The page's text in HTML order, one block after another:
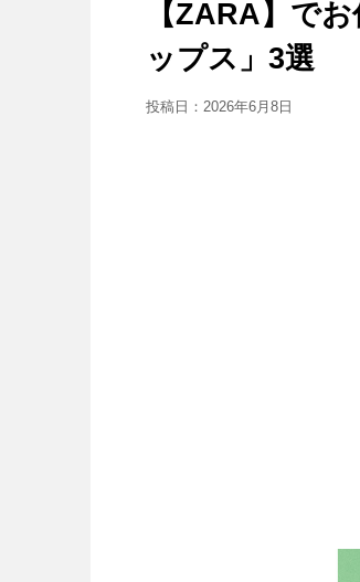
【ZARA】で
ップス」3選
投稿日： 2026年6月8日